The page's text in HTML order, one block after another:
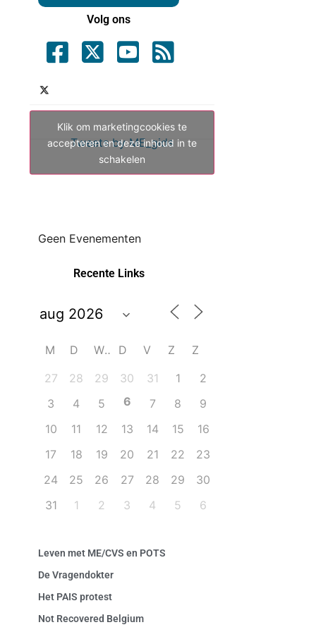
Volg ons
Tweets by ME_gids
Klik om marketingcookies te
accepteren en deze inhoud in te
schakelen
Geen Evenementen
Recente Links
M D W D V Z
Z
27
28 29 30 31 1
2
3
4 5 6 7 8
9
10
11 12 13 14 15
16
17
18 19 20 21 22
23
24
25 26 27 28 29
30
31
1 2 3 4 5 6
Leven met ME/CVS en POTS
De Vragendokter
Het PAIS protest
Not Recovered Belgium